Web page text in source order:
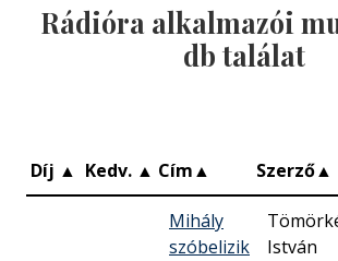
Rádióra alkalmazói
db találat
Díj ▲ Kedv. ▲ Cím▲ Szerző▲
Mihály
szóbelizik
István